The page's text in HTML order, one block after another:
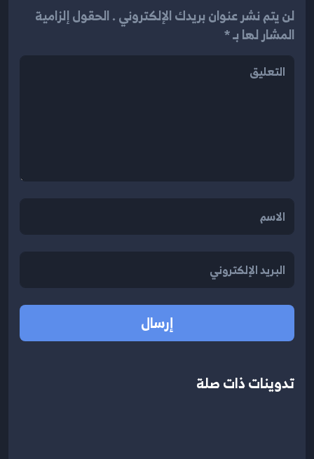
لن يتم نشر عنوان بريدك الإلكتروني . الحقول إلزامية
المشار لها بـ *
إرسال
تدوينات ذات صلة